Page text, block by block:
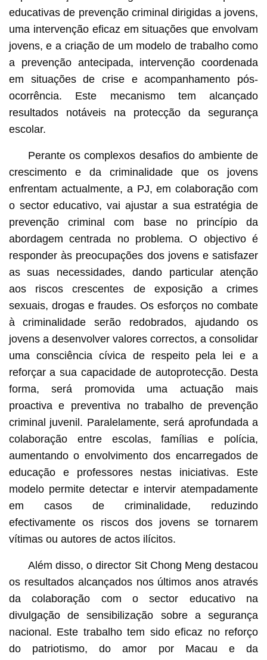
educativas de prevenção criminal dirigidas a jovens,
uma intervenção eficaz em situações que envolvam
jovens, e a criação de um modelo de trabalho como
a prevenção antecipada, intervenção coordenada
em situações de crise e acompanhamento pós-
ocorrência. Este mecanismo tem alcançado
resultados notáveis na protecção da segurança
escolar.
Perante os complexos desafios do ambiente de
crescimento e da criminalidade que os jovens
enfrentam actualmente, a PJ, em colaboração com
o sector educativo, vai ajustar a sua estratégia de
prevenção criminal com base no princípio da
abordagem centrada no problema. O objectivo é
responder às preocupações dos jovens e satisfazer
as suas necessidades, dando particular atenção
aos riscos crescentes de exposição a crimes
sexuais, drogas e fraudes. Os esforços no combate
à criminalidade serão redobrados, ajudando os
jovens a desenvolver valores correctos, a consolidar
uma consciência cívica de respeito pela lei e a
reforçar a sua capacidade de autoprotecção. Desta
forma, será promovida uma actuação mais
proactiva e preventiva no trabalho de prevenção
criminal juvenil. Paralelamente, será aprofundada a
colaboração entre escolas, famílias e polícia,
aumentando o envolvimento dos encarregados de
educação e professores nestas iniciativas. Este
modelo permite detectar e intervir atempadamente
em casos de criminalidade, reduzindo
efectivamente os riscos dos jovens se tornarem
vítimas ou autores de actos ilícitos.
Além disso, o director Sit Chong Meng destacou
os resultados alcançados nos últimos anos através
da colaboração com o sector educativo na
divulgação de sensibilização sobre a segurança
nacional. Este trabalho tem sido eficaz no reforço
do patriotismo, do amor por Macau e da